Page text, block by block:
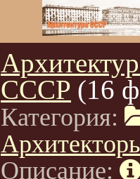
СССР (16
Категория:
Описание: